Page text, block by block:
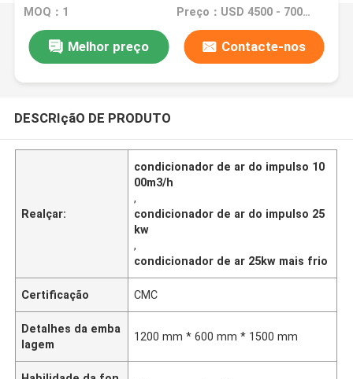
MOQ：1 Preço：USD 4500 - 7000 dollar
Melhor preço Contacte-nos
DESCRIçãO DE PRODUTO
Realçar:
condicionador de ar do impulso 10
00m3/h
,
condicionador de ar do impulso 25
kw
,
condicionador de ar 25kw mais frio
Certificação CMC
Detalhes da emba
lagem
1200 mm * 600 mm * 1500 mm